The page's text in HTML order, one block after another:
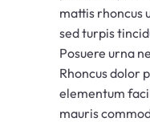
mattis rhoncus
sed turpis
Posuere urna
Rhoncus dolor
elementum
mauris